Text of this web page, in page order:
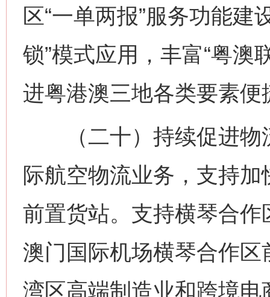
区“一单两报”服务功能建
锁”模式应用，丰富“粤澳
进粤港澳三地各类要素便
（二十）持续促进物
际航空物流业务，支持
前置货站。支持横琴合
澳门国际机场横琴合作
湾区高端制造业和跨境